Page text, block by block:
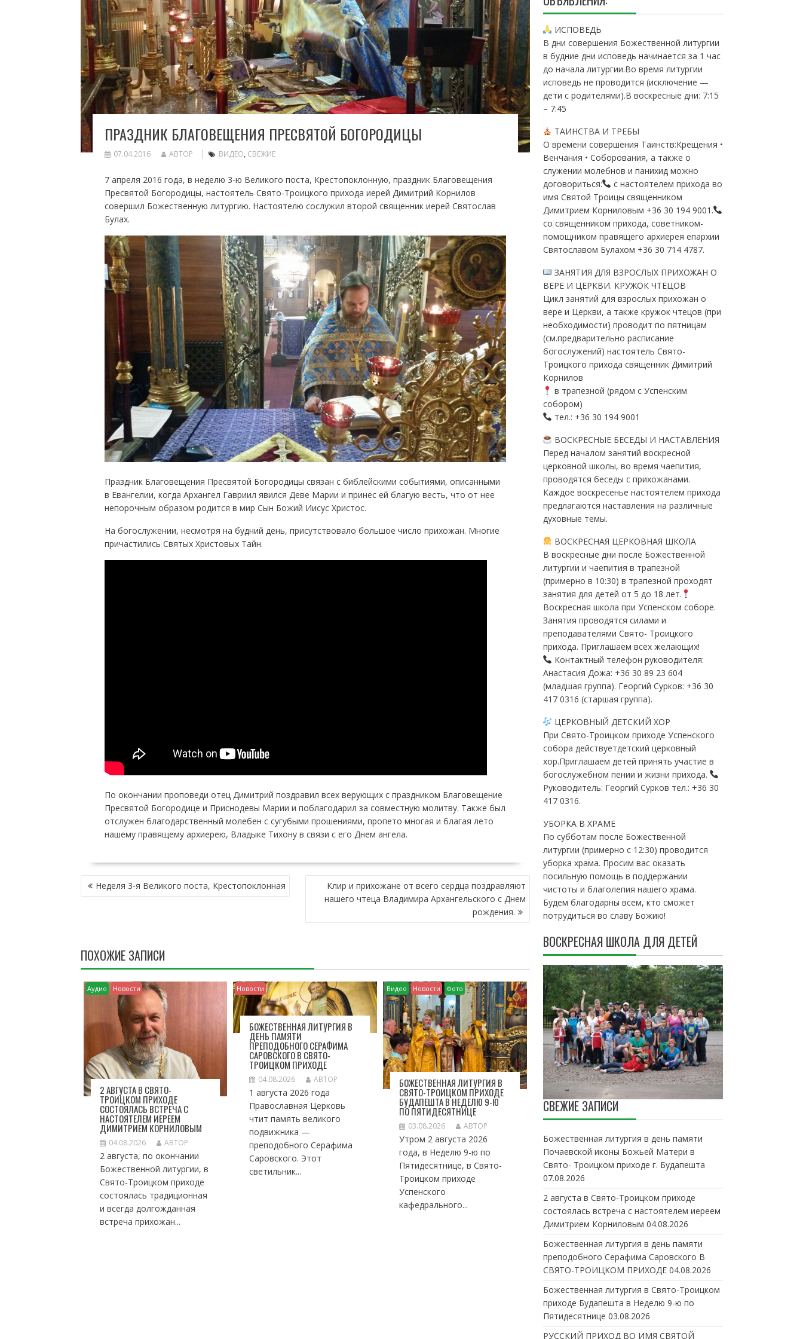
ПРАЗДНИК БЛАГОВЕЩЕНИЯ ПРЕСВЯТОЙ БОГОРОДИЦЫ
07.04.2016 АВТОР ВИДЕО, СВЕЖИЕ
7 апреля 2016 года, в неделю 3-ю Великого поста, Крестопоклонную, праздник Благовещения
Пресвятой Богородицы, настоятель Свято-Троицкого прихода иерей Димитрий Корнилов
совершил Божественную литургию. Настоятелю сослужил второй священник иерей Святослав
Булах.
Праздник Благовещения Пресвятой Богородицы связан с библейскими событиями, описанными
в Евангелии, когда Архангел Гавриил явился Деве Марии и принес ей благую весть, что от нее
непорочным образом родится в мир Сын Божий Иисус Христос.
На богослужении, несмотря на будний день, присутствовало большое число прихожан. Многие
причастились Святых Христовых Тайн.
По окончании проповеди отец Димитрий поздравил всех верующих с праздником Благовещение
Пресвятой Богородице и Приснодевы Марии и поблагодарил за совместную молитву. Также был
отслужен благодарственный молебен с сугубыми прошениями, пропето многая и благая лето
нашему правящему архиерею, Владыке Тихону в связи с его Днем ангела.
Н
А
А
Ц
И
Я
П
З
И
С
Я
Неделя 3-я Великого поста, Крестопоклонная
Клир и прихожане от всего сердца поздравляют
нашего чтеца Владимира Архангельского с Днем
рождения.
ПОХОЖИЕ ЗАПИСИ
Аудио Новости
2 АВГУСТА В СВЯТО-
ТРОИЦКОМ ПРИХОДЕ
СОСТОЯЛАСЬ ВСТРЕЧА С
НАСТОЯТЕЛЕМ ИЕРЕЕМ
ДИМИТРИЕМ КОРНИЛОВЫМ
04.08.2026 АВТОР
2 августа, по окончании
Божественной литургии, в
Свято-Троицком приходе
состоялась традиционная
и всегда долгожданная
встреча прихожан...
Новости
БОЖЕСТВЕННАЯ ЛИТУРГИЯ В
ДЕНЬ ПАМЯТИ
ПРЕПОДОБНОГО СЕРАФИМА
САРОВСКОГО В СВЯТО-
ТРОИЦКОМ ПРИХОДЕ
04.08.2026 АВТОР
1 августа 2026 года
Православная Церковь
чтит память великого
подвижника —
преподобного Серафима
Саровского. Этот
светильник...
Видео Новости Фото
БОЖЕСТВЕННАЯ ЛИТУРГИЯ В
СВЯТО-ТРОИЦКОМ ПРИХОДЕ
БУДАПЕШТА В НЕДЕЛЮ 9-Ю
ПО ПЯТИДЕСЯТНИЦЕ
03.08.2026 АВТОР
Утром 2 августа 2026
года, в Неделю 9-ю по
Пятидесятнице, в Свято-
Троицком приходе
Успенского
кафедрального...
ИСПОВЕДЬ
В дни совершения Божественной литургии
в будние дни исповедь начинается за 1 час
до начала литургии.Во время литургии
исповедь не проводится (исключение —
дети с родителями).В воскресные дни: 7:15
– 7:45
ТАИНСТВА И ТРЕБЫ
О времени совершения Таинств:Крещения •
Венчания • Соборования, а также о
служении молебнов и панихид можно
договориться:
с настоятелем прихода во
имя Святой Троицы священником
Димитрием Корниловым +36 30 194 9001.
со священником прихода, советником-
помощником правящего архиерея епархии
Святославом Булахом +36 30 714 4787.
ЗАНЯТИЯ ДЛЯ ВЗРОСЛЫХ ПРИХОЖАН О
ВЕРЕ И ЦЕРКВИ. КРУЖОК ЧТЕЦОВ
Цикл занятий для взрослых прихожан о
вере и Церкви, а также кружок чтецов (при
необходимости) проводит по пятницам
(см.предварительно расписание
богослужений) настоятель Свято-
Троицкого прихода священник Димитрий
Корнилов
в трапезной (рядом с Успенским
собором)
тел.: +36 30 194 9001
ВОСКРЕСНЫЕ БЕСЕДЫ И НАСТАВЛЕНИЯ
Перед началом занятий воскресной
церковной школы, во время чаепития,
проводятся беседы с прихожанами.
Каждое воскресенье настоятелем прихода
предлагаются наставления на различные
духовные темы.
ВОСКРЕСНАЯ ЦЕРКОВНАЯ ШКОЛА
В воскресные дни после Божественной
литургии и чаепития в трапезной
(примерно в 10:30) в трапезной проходят
занятия для детей от 5 до 18 лет.
Воскресная школа при Успенском соборе.
Занятия проводятся силами и
преподавателями Свято- Троицкого
прихода. Приглашаем всех желающих!
Контактный телефон руководителя:
Анастасия Дожа: +36 30 89 23 604
(младшая группа). Георгий Сурков: +36 30
417 0316 (старшая группа).
ЦЕРКОВНЫЙ ДЕТСКИЙ ХОР
При Свято-Троицком приходе Успенского
собора действуетдетский церковный
хор.Приглашаем детей принять участие в
богослужебном пении и жизни прихода.
Руководитель: Георгий Сурков тел.: +36 30
417 0316.
УБОРКА В ХРАМЕ
По субботам после Божественной
литургии (примерно с 12:30) проводится
уборка храма. Просим вас оказать
посильную помощь в поддержании
чистоты и благолепия нашего храма.
Будем благодарны всем, кто сможет
потрудиться во славу Божию!
ВОСКРЕСНАЯ ШКОЛА ДЛЯ ДЕТЕЙ
СВЕЖИЕ ЗАПИСИ
Божественная литургия в день памяти
Почаевской иконы Божьей Матери в
Свято- Троицком приходе г. Будапешта
07.08.2026
2 августа в Свято-Троицком приходе
состоялась встреча с настоятелем иереем
Димитрием Корниловым 04.08.2026
Божественная литургия в день памяти
преподобного Серафима Саровского В
СВЯТО-ТРОИЦКОМ ПРИХОДЕ 04.08.2026
Божественная литургия в Свято-Троицком
приходе Будапешта в Неделю 9-ю по
Пятидесятнице 03.08.2026
РУССКИЙ ПРИХОД ВО ИМЯ СВЯТОЙ